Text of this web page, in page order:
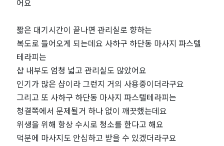
처
인
기
마
사
지
어요
​짧은 대기시간이 끝나면 관리실로 향하는
복도로 들어오게 되는데요 사하구 하단동 마사지 파스텔
테라피는
샵 내부도 엄청 넓고 관리실도 많았어요
인기가 많은 샵이라 그런지 거의 사용중이더라구요
그리고 또 사하구 하단동 마사지 파스텔테라피는
청결쪽에서 문제될거 하나 없이 깨끗했는데요
위생을 위해 항상 수시로 청소를 한다고 해요
덕분에 마사지도 안심하고 받을 수 있겠더라구요